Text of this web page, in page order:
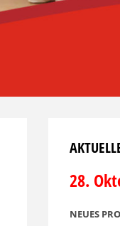
28.
NEUES